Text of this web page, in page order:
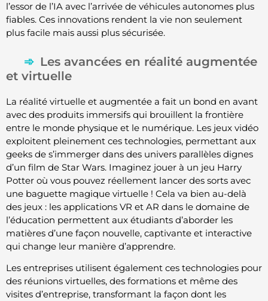
l’essor de l’IA avec l’arrivée de véhicules autonomes plus
fiables. Ces innovations rendent la vie non seulement
plus facile mais aussi plus sécurisée.
Les avancées en réalité augmentée
et virtuelle
La réalité virtuelle et augmentée a fait un bond en avant
avec des produits immersifs qui brouillent la frontière
entre le monde physique et le numérique. Les jeux vidéo
exploitent pleinement ces technologies, permettant aux
geeks de s’immerger dans des univers parallèles dignes
d’un film de Star Wars. Imaginez jouer à un jeu Harry
Potter où vous pouvez réellement lancer des sorts avec
une baguette magique virtuelle ! Cela va bien au-delà
des jeux : les applications VR et AR dans le domaine de
l’éducation permettent aux étudiants d’aborder les
matières d’une façon nouvelle, captivante et interactive
qui change leur manière d’apprendre.
Les entreprises utilisent également ces technologies pour
des réunions virtuelles, des formations et même des
visites d’entreprise, transformant la façon dont les